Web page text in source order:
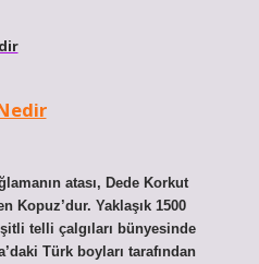
atası, Dede Korkut
Kopuz’dur. Yaklaşık 1500
telli çalgıları bünyesinde
Türk boyları tarafından